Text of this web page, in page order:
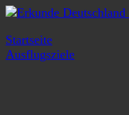
Startseite
Ausflugsziele